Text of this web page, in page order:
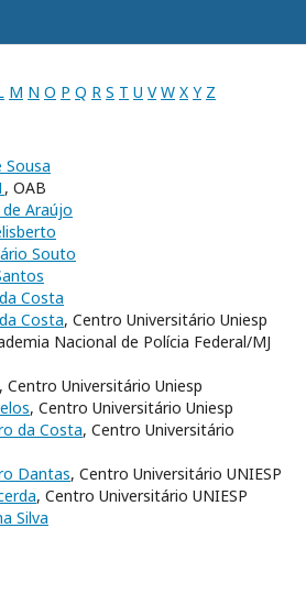
M N O P Q R S T U V W X Y Z
Sousa
, OAB
Araújo
Souto
Costa
Costa, Centro Universitário Uniesp
Nacional de Polícia Federal/MJ
, Centro Universitário Uniesp
, Centro Universitário Uniesp
da Costa, Centro Universitário
Dantas, Centro Universitário UNIESP
, Centro Universitário UNIESP
Silva